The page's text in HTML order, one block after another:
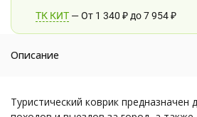
ТК КИТ От 1 340 ₽ до 7 954₽
Описание
Туристический коврик предназначен